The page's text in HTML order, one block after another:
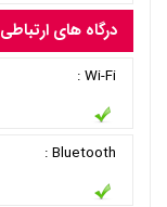
درگاه های ارتباطی
Wi-Fi :
Bluetooth :